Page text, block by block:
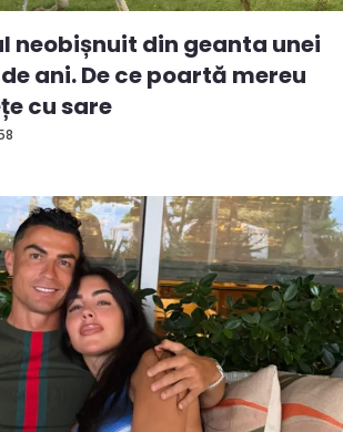
neobișnuit din geanta unei
ani. De ce poartă mereu
cu sare